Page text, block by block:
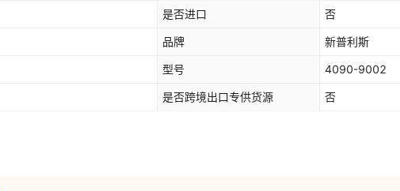
是否进口 否
品牌 新普利斯
型号 4090-9002
是否跨境出口专供货源 否